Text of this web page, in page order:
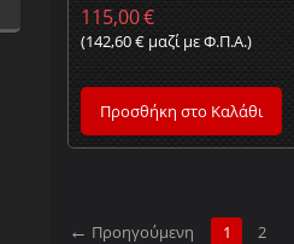
115,00€
(142,60€ μαζί με Φ.Π.Α.)
Προσθήκη στο Καλάθι
Προηγούμενη 1 2